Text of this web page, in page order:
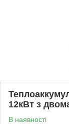
12кВт з
В наявності